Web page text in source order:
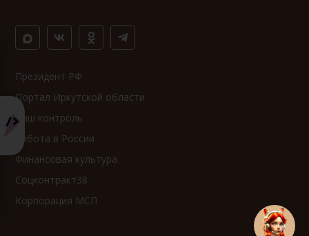
Президент РФ
Портал Иркутской области
Ваш контроль
Работа в России
Финансовая культура
Соцконтракт38
Корпорация МСП